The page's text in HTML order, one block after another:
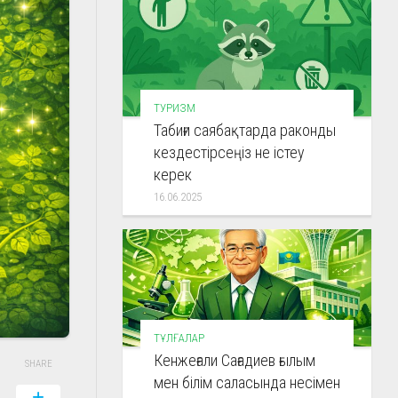
SHARE
ТУРИЗМ
Табиғи саябақтарда раконды
кездестірсеңіз не істеу
керек
16.06.2025
ТҰЛҒАЛАР
Кенжеғали Сағадиев ғылым
мен білім саласында несімен